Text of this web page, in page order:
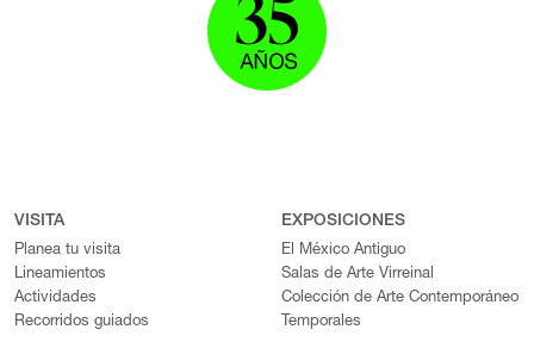
VISITA
Planea tu visita
Lineamientos
Actividades
Recorridos guiados
EXPOSICIONES
El México Antiguo
Salas de Arte Virreinal
Colección de Arte Contemporáneo
Temporales